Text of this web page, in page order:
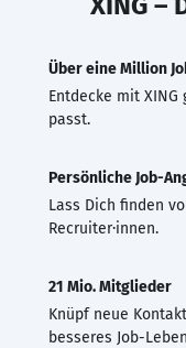
Über eine Million
Entdecke mit
passt.
Persönliche Job-
Lass Dich finden
Recruiter·innen.
21 Mio. Mitglieder
Knüpf neue
besseres Job-